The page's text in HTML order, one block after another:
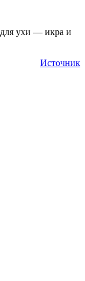
ухи — икра и
Источник